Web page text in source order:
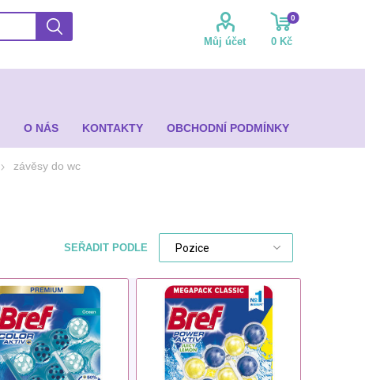
Můj účet
0
0 Kč
O NÁS KONTAKTY OBCHODNÍ PODMÍNKY
závěsy do wc
SEŘADIT PODLE